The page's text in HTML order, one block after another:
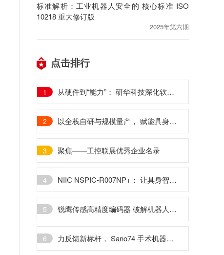
标准解析：工业机器人安全的 核心标准 ISO
10218 重大修订版
2025年第六期
点击排行
1 从硬件到“能力”： 研华科技深化软件定义工业控制 ——访研华（中国）工业物联网事业群业务总监 李国忠
2 以全栈自研与规模量产， 赋能具身智能机器人加速落地
3 聚焦——工控联展优秀企业名录
4 NIIC NSPIC-R007NP+： 让具身智能机器人告别传统模式
5 锐鹰传感高精度编码器 破解机器人关节瓶颈
6 力反馈新标杆， Sano74 手术机器人专用六维力传感器